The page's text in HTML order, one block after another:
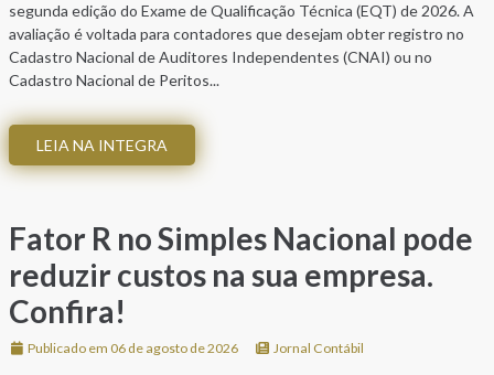
segunda edição do Exame de Qualificação Técnica (EQT) de 2026. A
avaliação é voltada para contadores que desejam obter registro no
Cadastro Nacional de Auditores Independentes (CNAI) ou no
Cadastro Nacional de Peritos...
LEIA NA INTEGRA
Fator R no Simples Nacional pode
reduzir custos na sua empresa.
Confira!
Publicado em 06 de agosto de 2026 Jornal Contábil